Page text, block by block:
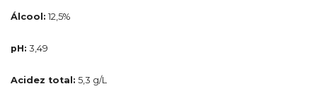
Álcool: 12,5%
pH: 3,49
Acidez total: 5,3 g/L